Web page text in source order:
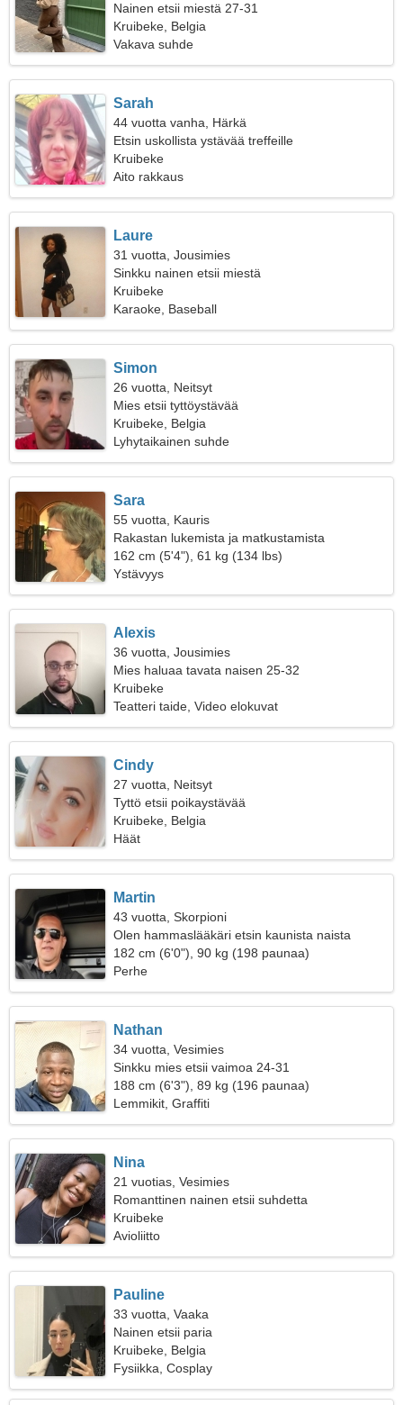
Nainen etsii miestä 27-31
Kruibeke, Belgia
Vakava suhde
Sarah
44 vuotta vanha, Härkä
Etsin uskollista ystävää treffeille
Kruibeke
Aito rakkaus
Laure
31 vuotta, Jousimies
Sinkku nainen etsii miestä
Kruibeke
Karaoke, Baseball
Simon
26 vuotta, Neitsyt
Mies etsii tyttöystävää
Kruibeke, Belgia
Lyhytaikainen suhde
Sara
55 vuotta, Kauris
Rakastan lukemista ja matkustamista
162 cm (5'4"), 61 kg (134 lbs)
Ystävyys
Alexis
36 vuotta, Jousimies
Mies haluaa tavata naisen 25-32
Kruibeke
Teatteri taide, Video elokuvat
Cindy
27 vuotta, Neitsyt
Tyttö etsii poikaystävää
Kruibeke, Belgia
Häät
Martin
43 vuotta, Skorpioni
Olen hammaslääkäri etsin kaunista naista
182 cm (6'0"), 90 kg (198 paunaa)
Perhe
Nathan
34 vuotta, Vesimies
Sinkku mies etsii vaimoa 24-31
188 cm (6'3"), 89 kg (196 paunaa)
Lemmikit, Graffiti
Nina
21 vuotias, Vesimies
Romanttinen nainen etsii suhdetta
Kruibeke
Avioliitto
Pauline
33 vuotta, Vaaka
Nainen etsii paria
Kruibeke, Belgia
Fysiikka, Cosplay